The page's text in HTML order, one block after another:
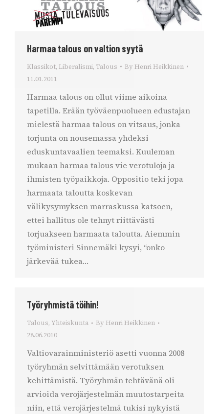
Harmaa talous on valtion syytä
Klassikot, Liberalismi, Talous By Henri Heikkinen
11.01.2011
Harmaa talous on ollut viime aikoina
tapetilla. Erään työväenpuolueen edustajan
mielestä harmaa talous on vitsaus, jonka
torjunta on nousemassa yhdeksi
eduskuntavaalien teemaksi. Kuuleman
mukaan harmaa talous vie verotuloja ja
ihmisten työpaikkoja. Oppositio teki jopa
harmaata taloutta koskevan
välikysymyksen marraskussa katsoen,
ettei hallitus ole tehnyt riittävästi
torjuakseen harmaata taloutta. Aiemmin
työministeri Sinnemäki kysyi, “onko
järkevää tukea…
Työryhmistä töihin!
Talous, Yhteiskunta By Henri Heikkinen
28.06.2010
Valtiovarainministeriö asetti vuonna 2008
työryhmän selvittämään verotuksen
kehittämistä. Työryhmän tehtävänä oli
arvioida verojärjestelmän muutostarpeita
niin, että verojärjestelmä tukisi nykyistä